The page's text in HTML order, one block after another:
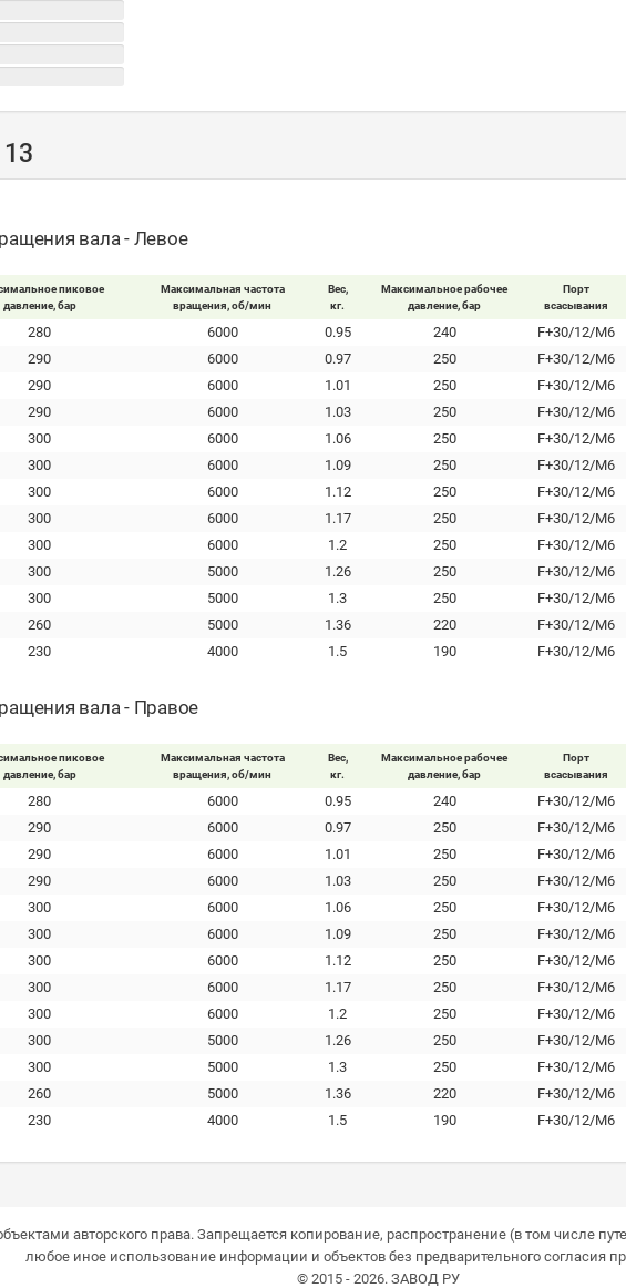
вала - Левое
пиковое
давление, бар
Максимальная частота
вращения, об/мин
Вес,
кг.
Максимальное рабочее
давление, бар
Порт
всасывания
280 6000 0.95 240
F+30/12/M6
290 6000 0.97 250
F+30/12/M6
290 6000 1.01 250
F+30/12/M6
290 6000 1.03 250
F+30/12/M6
300 6000 1.06 250
F+30/12/M6
300 6000 1.09 250
F+30/12/M6
300 6000 1.12 250
F+30/12/M6
300 6000 1.17 250
F+30/12/M6
300 6000 1.2 250
F+30/12/M6
300 5000 1.26 250
F+30/12/M6
300 5000 1.3 250
F+30/12/M6
260 5000 1.36 220
F+30/12/M6
230 4000 1.5 190 F+30/12/M6
вала - Правое
пиковое
давление, бар
Максимальная частота
вращения, об/мин
Вес,
кг.
Максимальное рабочее
давление, бар
Порт
всасывания
280 6000 0.95 240
F+30/12/M6
290 6000 0.97 250
F+30/12/M6
290 6000 1.01 250
F+30/12/M6
290 6000 1.03 250
F+30/12/M6
300 6000 1.06 250
F+30/12/M6
300 6000 1.09 250
F+30/12/M6
300 6000 1.12 250
F+30/12/M6
300 6000 1.17 250
F+30/12/M6
300 6000 1.2 250
F+30/12/M6
300 5000 1.26 250
F+30/12/M6
300 5000 1.3 250
F+30/12/M6
260 5000 1.36 220
F+30/12/M6
230 4000 1.5 190 F+30/12/M6
авторского права. Запрещается копирование, распространение (в том числе
любое иное использование информации и объектов без предварительного согласия
© 2015 - 2026. ЗАВОД РУ